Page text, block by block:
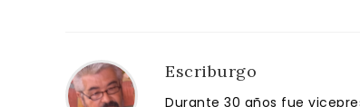
Escriburgo
Durante 30 años fue